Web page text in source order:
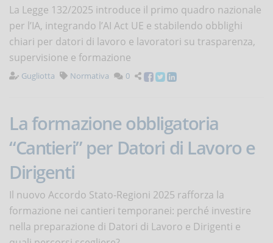
La Legge 132/2025 introduce il primo quadro nazionale
per l’IA, integrando l’AI Act UE e stabilendo obblighi
chiari per datori di lavoro e lavoratori su trasparenza,
supervisione e formazione
Gugliotta Normativa 0
La formazione obbligatoria
“Cantieri” per Datori di Lavoro e
Dirigenti
Il nuovo Accordo Stato-Regioni 2025 rafforza la
formazione nei cantieri temporanei: perché investire
nella preparazione di Datori di Lavoro e Dirigenti e